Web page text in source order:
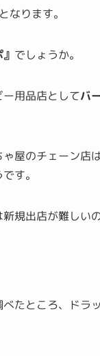
なります。
でしょうか。
用品店としてバ
屋のチェーン店
す。
規出店が難しい
べたところ、ドラ